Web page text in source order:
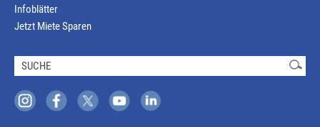
Infoblätter
Jetzt Miete Sparen